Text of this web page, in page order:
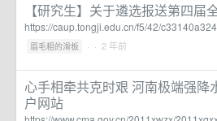
【研究生】关于遴选报送第四
https://caup.tongji.edu.cn/f5/42/
眉毛粗的滑板 · · 2 年前
心手相牵共克时艰 河南极端强
户网站